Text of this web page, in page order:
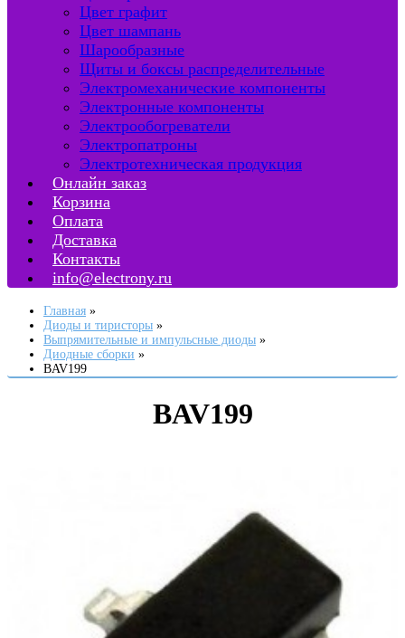
Цвет графит
Цвет шампань
Шарообразные
Щиты и боксы распределительные
Электромеханические компоненты
Электронные компоненты
Электрообогреватели
Электропатроны
Электротехническая продукция
Онлайн заказ
Корзина
Оплата
Доставка
Контакты
info@electrony.ru
Главная
Диоды и тиристоры
Выпрямительные и импульсные диоды
Диодные сборки
BAV199
BAV199